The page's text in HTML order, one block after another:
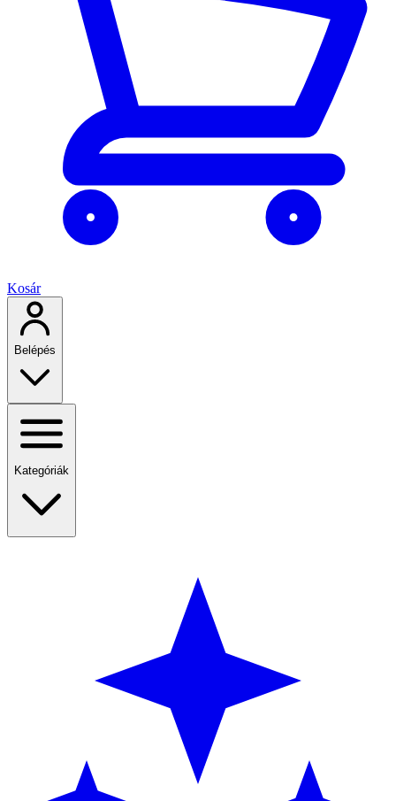
Kosár
Belépés
Kategóriák